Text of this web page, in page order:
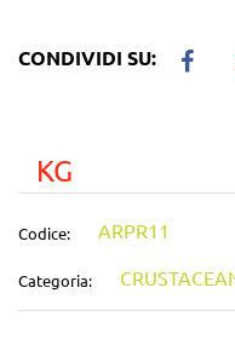
CONDIVIDI SU:
KG
Codice: ARPR11
Categoria: